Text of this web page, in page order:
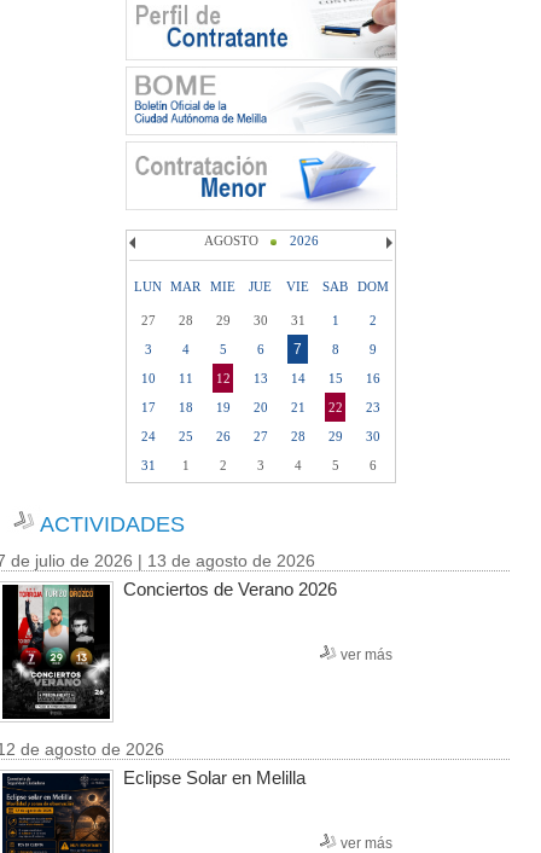
AGOSTO 2026
LUN MAR MIE JUE VIE SAB DOM
27 28 29 30 31 1
2
3
4 5 6 7 8
9
10
11 12 13 14 15
16
17
18 19 20 21 22
23
24
25 26 27 28 29
30
31
1 2 3 4 5 6
ACTIVIDADES
de julio de 2026 | 13 de agosto de 2026
Conciertos de Verano 2026
ver más
de agosto de 2026
Eclipse Solar en Melilla
ver más